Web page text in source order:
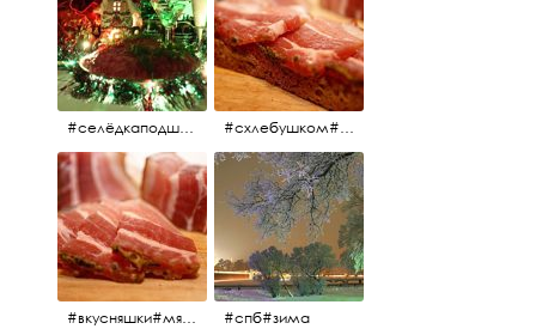
#селёдкаподшубой#основноеблюдо#новыйгод#шампанское#праздник #схлебушком#мясо
#вкусняшки#мясо #спб#зима